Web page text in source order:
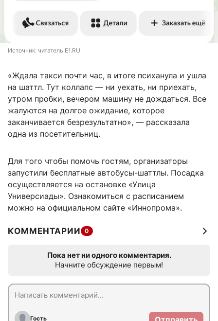
Источник: читатель E1.RU
«Ждала такси почти час, в итоге психанула и ушла
на шаттл. Тут коллапс — ни уехать, ни приехать,
утром пробки, вечером машину не дождаться. Все
жалуются на долгое ожидание, которое
заканчивается безрезультатно», — рассказала
одна из посетительниц.
Для того чтобы помочь гостям, организаторы
запустили бесплатные автобусы-шаттлы. Посадка
осуществляется на остановке «Улица
Универсиады». Ознакомиться с расписанием
можно на официальном сайте «Иннопрома».
КОММЕНТАРИИ 0
Пока нет ни одного комментария.
Начните обсуждение первым!
Гость